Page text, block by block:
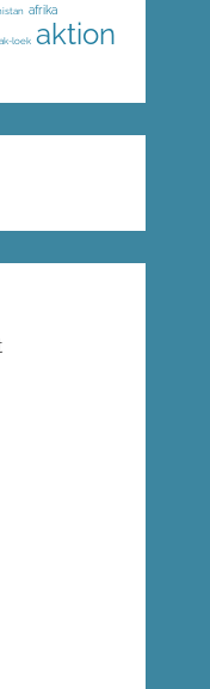
afrika
ak-loek aktion